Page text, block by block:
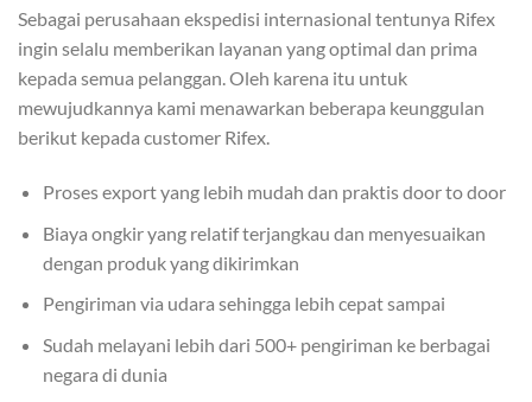
Sebagai perusahaan ekspedisi internasional tentunya Rifex
ingin selalu memberikan layanan yang optimal dan prima
kepada semua pelanggan. Oleh karena itu untuk
mewujudkannya kami menawarkan beberapa keunggulan
berikut kepada customer Rifex.
Proses export yang lebih mudah dan praktis door to door
Biaya ongkir yang relatif terjangkau dan menyesuaikan
dengan produk yang dikirimkan
Pengiriman via udara sehingga lebih cepat sampai
Sudah melayani lebih dari 500+ pengiriman ke berbagai
negara di dunia